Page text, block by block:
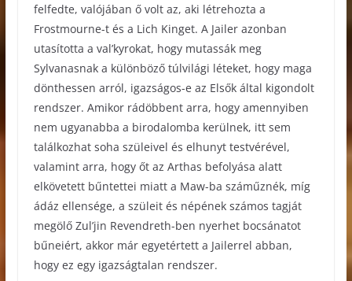
felfedte, valójában ő volt az, aki létrehozta a
Frostmourne-t és a Lich Kinget. A Jailer azonban
utasította a val’kyrokat, hogy mutassák meg
Sylvanasnak a különböző túlvilági léteket, hogy maga
dönthessen arról, igazságos-e az Elsők által kigondolt
rendszer. Amikor rádöbbent arra, hogy amennyiben
nem ugyanabba a birodalomba kerülnek, itt sem
találkozhat soha szüleivel és elhunyt testvérével,
valamint arra, hogy őt az Arthas befolyása alatt
elkövetett bűntettei miatt a Maw-ba száműznék, míg
ádáz ellensége, a szüleit és népének számos tagját
megölő Zul’jin Revendreth-ben nyerhet bocsánatot
bűneiért, akkor már egyetértett a Jailerrel abban,
hogy ez egy igazságtalan rendszer.